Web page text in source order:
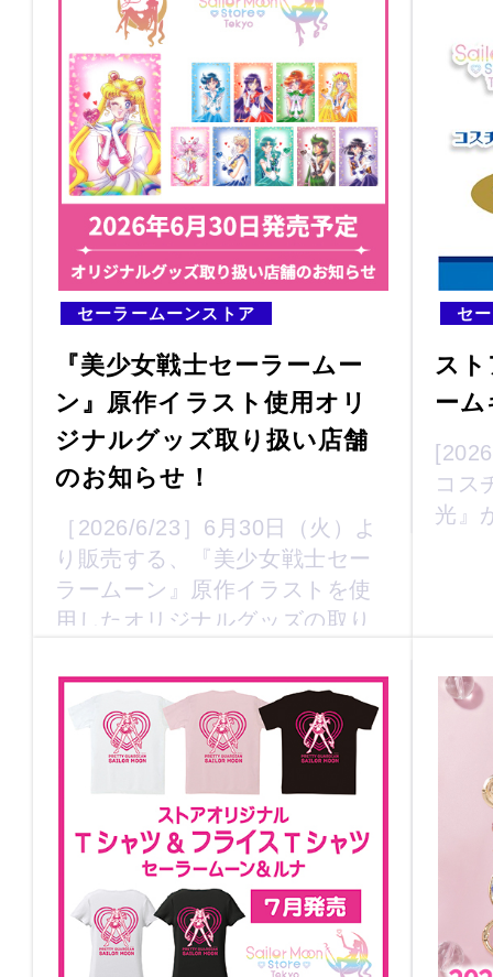
セーラームーンストア
『美少女戦士セーラームー
ン』原作イラスト使用オリ
ジナルグッズ取り扱い店舗
のお知らせ！
［2026/6/23］6月30日（火）よ
り販売する、『美少女戦士セー
ラームーン』原作イラストを使
用したオリジナルグッズの取り
セ
ス
ー
コス
光』